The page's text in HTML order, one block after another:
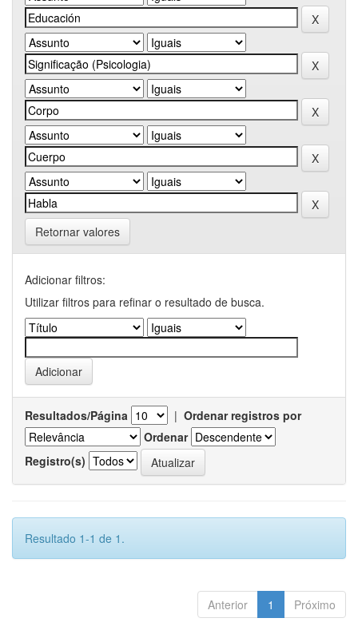
Retornar valores
Adicionar filtros:
Utilizar filtros para refinar o resultado de busca.
Resultados/Página | Ordenar registros por
Ordenar
Registro(s)
Resultado 1-1 de 1.
Anterior 1 Próximo